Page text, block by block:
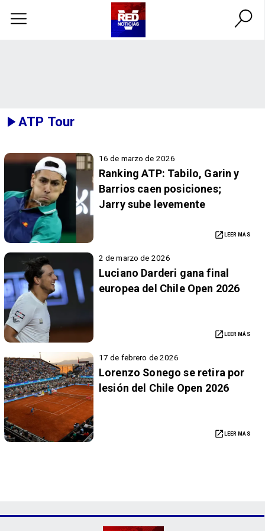
ATP Tour
16 de marzo de 2026
Ranking ATP: Tabilo, Garin y
Barrios caen posiciones;
Jarry sube levemente
LEER MÁS
2 de marzo de 2026
Luciano Darderi gana final
europea del Chile Open 2026
LEER MÁS
17 de febrero de 2026
Lorenzo Sonego se retira por
lesión del Chile Open 2026
LEER MÁS